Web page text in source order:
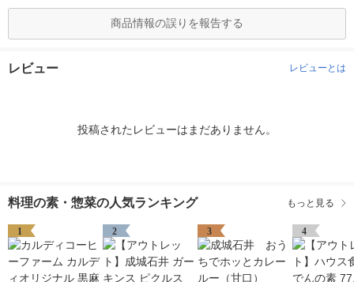
商品情報の誤りを報告する
レビュー レビューとは
投稿されたレビューはまだありません。
料理の素・惣菜の人気ランキング もっと見る
1 2 3 4